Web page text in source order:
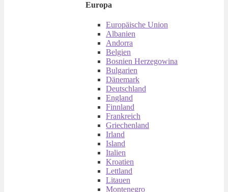
Europa
Europäische Union
Albanien
Andorra
Belgien
Bosnien Herzegowina
Bulgarien
Dänemark
Deutschland
England
Finnland
Frankreich
Griechenland
Irland
Island
Italien
Kroatien
Lettland
Litauen
Montenegro